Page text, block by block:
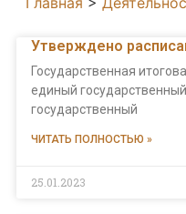
Утверждено
Государственная
единый
государственный
ЧИТАТЬ ПОЛНОСТЬЮ »
25.01.2023